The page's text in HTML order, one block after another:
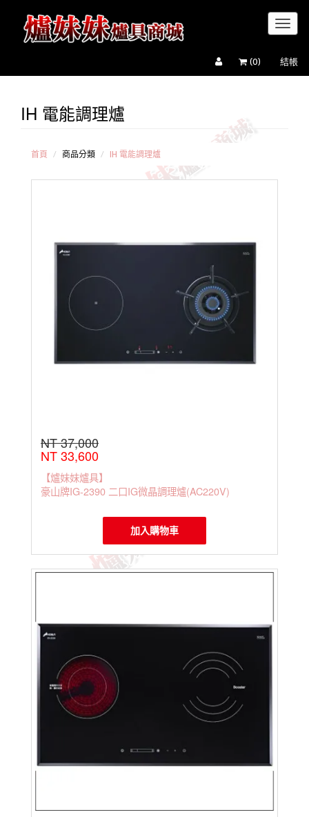
(0) 結帳
櫻花牌
Electrolux
HOSUN
IH 電能調理爐
首頁 商品分類 IH 電能調理爐
NT 37,000
NT 33,600
【爐妹妹爐具】
豪山牌IG-2390 二口IG微晶調理爐(AC220V)
加入購物車